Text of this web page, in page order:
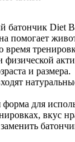
батончик Diet
помогает
время
физической
и размера.
для
вкус
заменить